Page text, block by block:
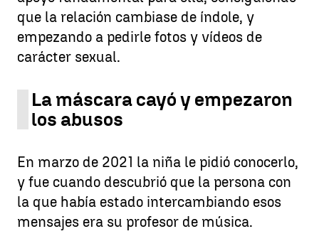
que la relación cambiase de índole, y
empezando a pedirle fotos y vídeos de
carácter sexual.
La máscara cayó y empezaron
los abusos
En marzo de 2021 la niña le pidió conocerlo,
y fue cuando descubrió que la persona con
la que había estado intercambiando esos
mensajes era su profesor de música.